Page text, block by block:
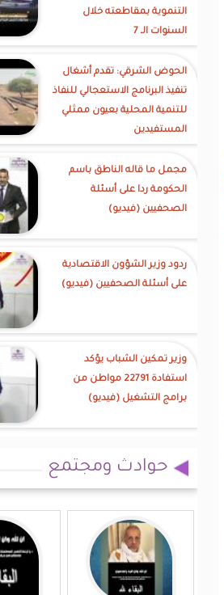
التنموية بمقاطعته خلال
السنوات الـ 7
الحوض الشرقي: تقدم أشغال
تنفيذ البرنامج الاستعجالي للنفاذ
للتنمية المحلية بعيون ممثلي
المستفيدين
مجمل ما قاله الناطق باسم
الحكومة ردا على أسئلة
الصحفيين (فيديو)
ردود وزير الشؤون الاقتصادية
على أسئلة الصحفيين (فيديو)
وزير تمكين الشباب يؤكد
استفادة 22791 مواطن من
برامج التشغيل (فيديو)
حوادث ومجتمع